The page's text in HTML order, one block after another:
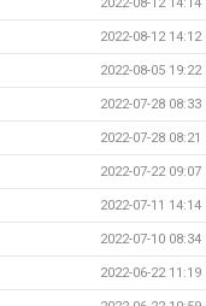
2022-08-12 14:12
2022-08-05 19:22
2022-07-28 08:33
2022-07-28 08:21
2022-07-22 09:07
2022-07-11 14:14
2022-07-10 08:34
2022-06-22 11:19